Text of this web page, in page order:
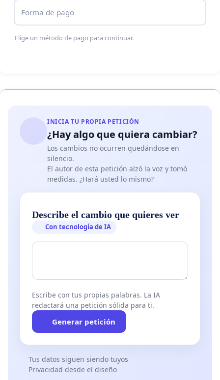
Forma de pago
Elige un método de pago para continuar.
INICIA TU PROPIA PETICIÓN
¿Hay algo que quiera cambiar?
Los cambios no ocurren quedándose en
silencio.
El autor de esta petición alzó la voz y tomó
medidas. ¿Hará usted lo mismo?
Describe el cambio que quieres ver
Con tecnología de IA
Escribe con tus propias palabras. La IA
redactará una petición sólida para ti.
Generar petición
Tus datos siguen siendo tuyos
Privacidad desde el diseño